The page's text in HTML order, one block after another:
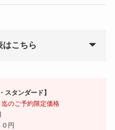
はこちら
スタンダード】
のご予約限定価格
円